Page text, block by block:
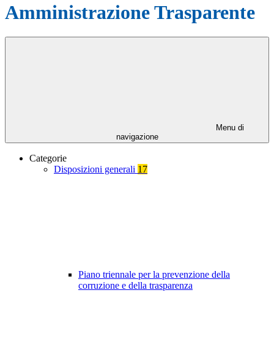
Amministrazione Trasparente
Menu di
navigazione
Categorie
Disposizioni generali 17
Piano triennale per la prevenzione della
corruzione e della trasparenza